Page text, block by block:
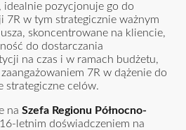
pozycjonuje go do
7R w tym strategicznie ważnym
skoncentrowane na kliencie,
do dostarczania
na czas i w ramach budżetu,
7R w dążenie do
strategiczne celów.
na Szefa Regionu Północno-
letnim doświadczeniem na